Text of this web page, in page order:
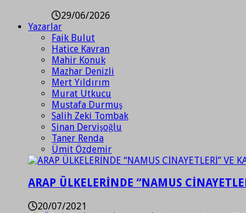
29/06/2026
Yazarlar
Faik Bulut
Hatice Kavran
Mahir Konuk
Mazhar Denizli
Mert Yıldırım
Murat Utkucu
Mustafa Durmuş
Salih Zeki Tombak
Sinan Dervişoğlu
Taner Renda
Ümit Özdemir
ARAP ÜLKELERİNDE “NAMUS
20/07/2021